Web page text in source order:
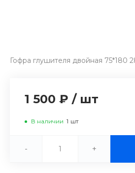
Гофра глушителя двойная 75*180
1 500 ₽ / шт
В наличии 1 шт
- +